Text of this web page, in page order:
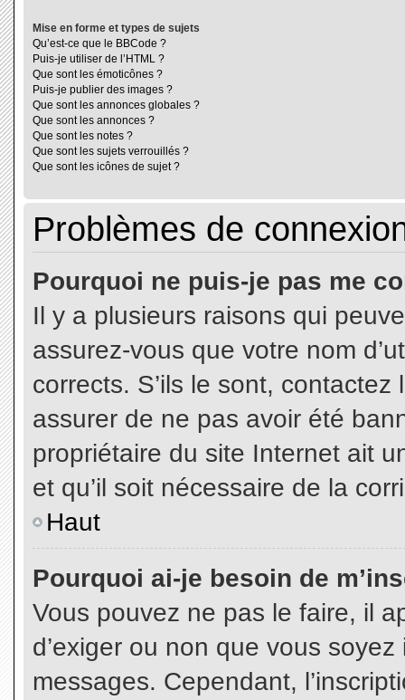
Mise en forme et types de sujets
Qu’est-ce que le BBCode ?
Puis-je utiliser de l’HTML ?
Que sont les émoticônes ?
Puis-je publier des images ?
Que sont les annonces globales ?
Que sont les annonces ?
Que sont les notes ?
Que sont les sujets verrouillés ?
Que sont les icônes de sujet ?
Problèmes de
Pourquoi ne puis-je pas me
Il y a plusieurs raisons qui
assurez-vous que votre nom
corrects. S’ils le sont,
assurer de ne pas avoir été
propriétaire du site Internet ait
et qu’il soit nécessaire de la
Haut
Pourquoi ai-je besoin de
Vous pouvez ne pas le faire, il
d’exiger ou non que vous
messages. Cependant,